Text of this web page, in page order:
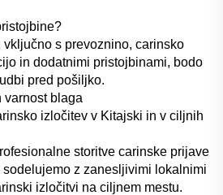
s prevoznino, carinsko
in dodatnimi pristojbinami, bodo
pred pošiljko.
varnost blaga
izločitev v Kitajski in v ciljnih
storitve carinske prijave
z zanesljivimi lokalnimi
izločitvi na ciljnem mestu.